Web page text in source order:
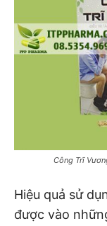
Công Trĩ
Hiệu quả sử
được vào